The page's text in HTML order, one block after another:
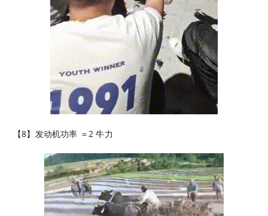
【8】发动机功率 ＝2 牛力